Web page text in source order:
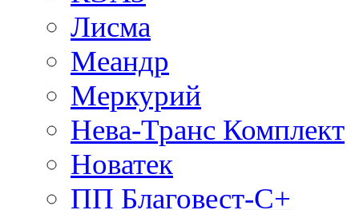
Лисма
Меандр
Меркурий
Нева-Транс Комплект
Новатек
ПП Благовест-С+